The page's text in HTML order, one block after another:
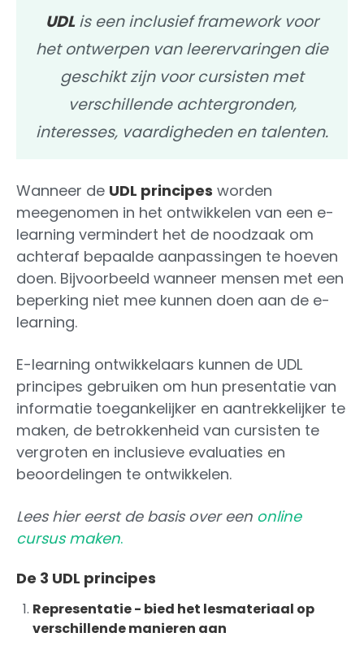
UDLis een inclusief framework voor
het ontwerpen van leerervaringen die
geschikt zijn voor cursisten met
verschillende achtergronden,
interesses, vaardigheden en talenten.
Wanneer de UDL principes worden
meegenomen in het ontwikkelen van een e-
learning vermindert het de noodzaak om
achteraf bepaalde aanpassingen te hoeven
doen. Bijvoorbeeld wanneer mensen met een
beperking niet mee kunnen doen aan de e-
learning.
E-learning ontwikkelaars kunnen de UDL
principes gebruiken om hun presentatie van
informatie toegankelijker en aantrekkelijker te
maken, de betrokkenheid van cursisten te
vergroten en inclusieve evaluaties en
beoordelingen te ontwikkelen.
Lees hier eerst de basis over een online
cursus maken.
De 3 UDL principes
Representatie - bied het lesmateriaal op
verschillende manieren aan